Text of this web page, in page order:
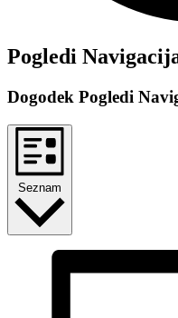
Dogodki
Pogledi
Dogodek Pogledi
Seznam